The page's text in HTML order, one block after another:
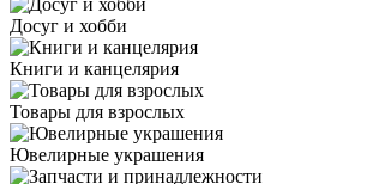
Досуг и хобби
Книги и канцелярия
Товары для взрослых
Ювелирные украшения